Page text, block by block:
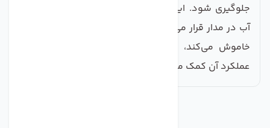
جلوگیری شود. این سوئیچ به‌طور سری با موتور تصفیه
آب در مدار قرار می‌گیرد و به محض افت فشار آب، پمپ را
خاموش می‌کند، که به افزایش عمر دستگاه و بهبود
عملکرد آن کمک می‌کند.